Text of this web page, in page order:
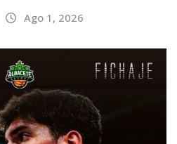
Ago 1, 2026